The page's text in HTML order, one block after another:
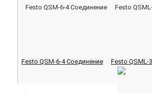
Festo QSM-6-4 Соединение Festo QSML-